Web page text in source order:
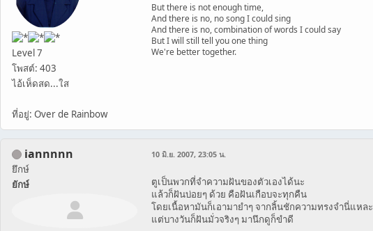
Level 7
โพสต์: 403
ไอ้เห็ดสด...ใส
ที่อยู่: Over de Rainbow
But there is not enough time,
And there is no, no song I could sing
And there is no, combination of words I could say
But I will still tell you one thing
We're better together.
iannnnn
ยึกษ์
ยักษ์
10 มิ.ย. 2007, 23:05 น.
ตูเป็นพวกที่จำความฝันของตัวเองได้นะ
แล้วก็ฝันบ่อยๆ ด้วย คือฝันเกือบจะทุกคืน
โดยเนื้อหามันก็เอามายำๆ จากลิ้นชักความทรงจำนี่แหละ
แต่บางวันก็ฝันมั่วจริงๆ มานึกดูก็ขำดี